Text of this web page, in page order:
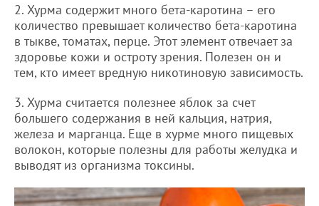
2. Хурма содержит много бета-каротина – его
количество превышает количество бета-каротина
в тыкве, томатах, перце. Этот элемент отвечает за
здоровье кожи и остроту зрения. Полезен он и
тем, кто имеет вредную никотиновую зависимость.
3. Хурма считается полезнее яблок за счет
большего содержания в ней кальция, натрия,
железа и марганца. Еще в хурме много пищевых
волокон, которые полезны для работы желудка и
выводят из организма токсины.